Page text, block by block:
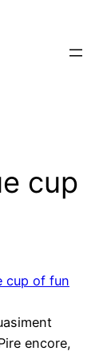
cup
cup of fun
encore,